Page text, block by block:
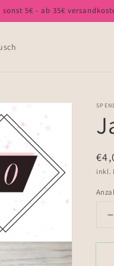
sonst 5€ - ab 35€
inkl.